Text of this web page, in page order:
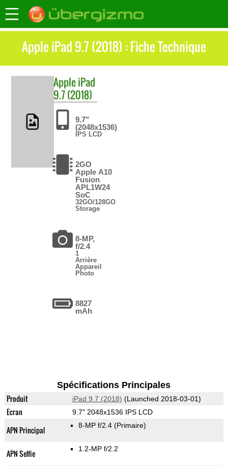
Apple iPad 9.7 (2018) : Fiche Technique
AppleiPad
9.7 (2018)
9.7"
(2048x1536)
IPS LCD
2GO
Apple A10
Fusion
APL1W24
SoC
32GO/128GO
Storage
8-MP,
f/2.4
1
Arrière
Appareil
Photo
8827
mAh
Spécifications Principales
Produit iPad 9.7 (2018) (Launched 2018-03-01)
Ecran 9.7" 2048x1536 IPS LCD
APN Principal 8-MP f/2.4 (Primaire)
APN Selfie 1.2-MP f/2.2